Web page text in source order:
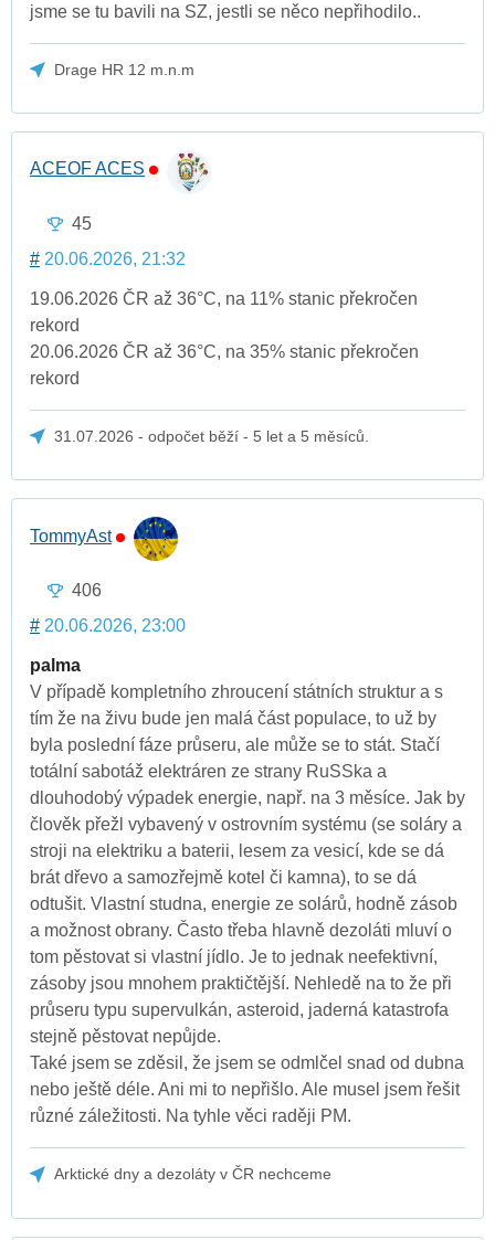
jsme se tu bavili na SZ, jestli se něco nepřihodilo..
Drage HR 12 m.n.m
ACEOF ACES
45
# 20.06.2026, 21:32
19.06.2026 ČR až 36°C, na 11% stanic překročen
rekord
20.06.2026 ČR až 36°C, na 35% stanic překročen
rekord
31.07.2026 - odpočet běží - 5 let a 5 měsíců.
TommyAst
406
# 20.06.2026, 23:00
palma
V případě kompletního zhroucení státních struktur a s
tím že na živu bude jen malá část populace, to už by
byla poslední fáze průseru, ale může se to stát. Stačí
totální sabotáž elektráren ze strany RuSSka a
dlouhodobý výpadek energie, např. na 3 měsíce. Jak by
člověk přežl vybavený v ostrovním systému (se soláry a
stroji na elektriku a baterii, lesem za vesicí, kde se dá
brát dřevo a samozřejmě kotel či kamna), to se dá
odtušit. Vlastní studna, energie ze solárů, hodně zásob
a možnost obrany. Často třeba hlavně dezoláti mluví o
tom pěstovat si vlastní jídlo. Je to jednak neefektivní,
zásoby jsou mnohem praktičtější. Nehledě na to že při
průseru typu supervulkán, asteroid, jaderná katastrofa
stejně pěstovat nepůjde.
Také jsem se zděsil, že jsem se odmlčel snad od dubna
nebo ještě déle. Ani mi to nepřišlo. Ale musel jsem řešit
různé záležitosti. Na tyhle věci raději PM.
Arktické dny a dezoláty v ČR nechceme